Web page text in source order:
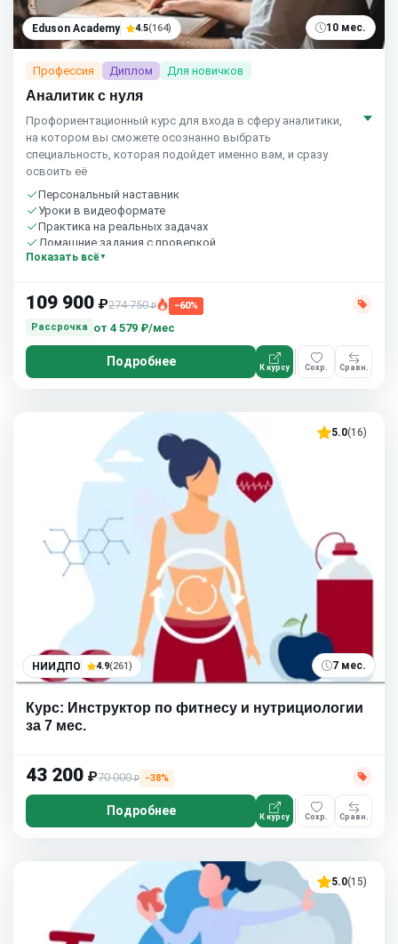
Eduson Academy 4.5(164) 10 мес.
Профессия Диплом Для новичков
Аналитик с нуля
Профориентационный курс для входа в сферу аналитики,
на котором вы сможете осознанно выбрать
специальность, которая подойдет именно вам, и сразу
освоить её
Персональный наставник
Уроки в видеоформате
Практика на реальных задачах
Домашние задания с проверкой
Бесплатный пробный урок
Показать всё
109 900 ₽274 750₽
−60%
Рассрочка
от 4 579 ₽/мес
Подробнее К курсу Сохр. Сравн.
5.0(16)
НИИДПО 4.9(261) 7 мес.
Курс: Инструктор по фитнесу и нутрициологии
за 7 мес.
43 200 ₽70 000₽ −38%
Подробнее К курсу Сохр. Сравн.
5.0(15)